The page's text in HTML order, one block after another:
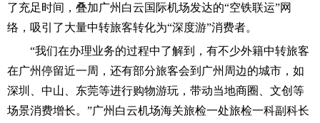
了充足时间，叠加广州白云国际机场发达的“空铁联运”网
络，吸引了大量中转旅客转化为“深度游”消费者。
“我们在办理业务的过程中了解到，有不少外籍中转旅客
在广州停留近一周，还有部分旅客会到广州周边的城市，如
深圳、中山、东莞等进行购物游玩，带动当地商圈、文创等
场景消费增长。”广州白云机场海关旅检一处旅检一科副科长